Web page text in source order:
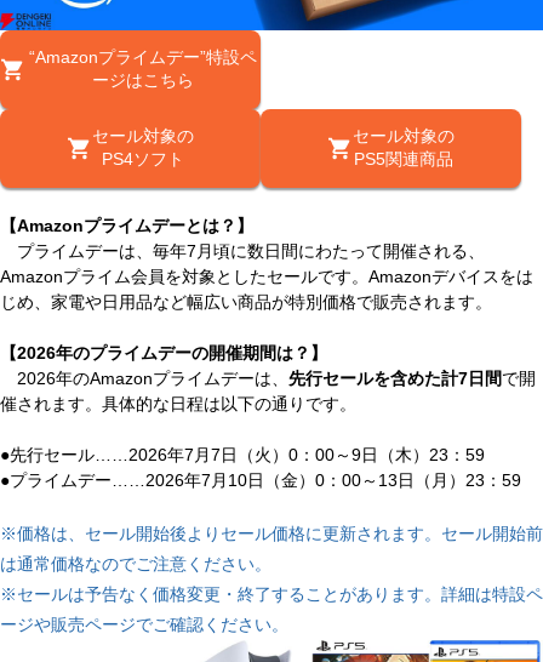
“Amazonプライムデー”特設ペ
ージはこちら
セール対象の
PS4ソフト
セール対象の
PS5関連商品
【Amazonプライムデーとは？】
プライムデーは、毎年7月頃に数日間にわたって開催される、
Amazonプライム会員を対象としたセールです。Amazonデバイスをは
じめ、家電や日用品など幅広い商品が特別価格で販売されます。
【2026年のプライムデーの開催期間は？】
2026年のAmazonプライムデーは、 先行セールを含めた計7日間で開
催されます。具体的な日程は以下の通りです。
●先行セール……2026年7月7日（火）0：00～9日（木）23：59
●プライムデー……2026年7月10日（金）0：00～13日（月）23：59
※価格は、セール開始後よりセール価格に更新されます。セール開始前
は通常価格なのでご注意ください。
※セールは予告なく価格変更・終了することがあります。詳細は特設ペ
ージや販売ページでご確認ください。